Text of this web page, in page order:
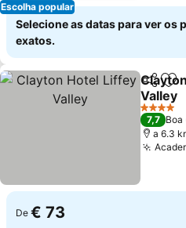
Escolha popular
Selecione as datas para ver os
exatos.
Partilhar
Valley
Ver
4 Estrelas
7,7 Boa
a 6.3
De € 73